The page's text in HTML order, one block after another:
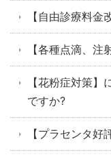
【自由診療料
【各種点滴、注
【花粉症対策
ですか?
【プラセンタ好